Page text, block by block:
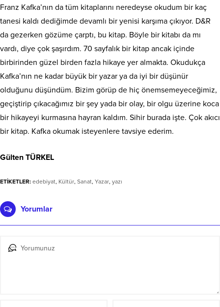
Franz Kafka’nın da tüm kitaplarını neredeyse okudum bir kaç
tanesi kaldı dediğimde devamlı bir yenisi karşıma çıkıyor. D&R
da gezerken gözüme çarptı, bu kitap. Böyle bir kitabı da mı
vardı, diye çok şaşırdım. 70 sayfalık bir kitap ancak içinde
birbirinden güzel birden fazla hikaye yer almakta. Okudukça
Kafka’nın ne kadar büyük bir yazar ya da iyi bir düşünür
olduğunu düşündüm. Bizim görüp de hiç önemsemeyeceğimiz,
geçiştirip çıkacağımız bir şey yada bir olay, bir olgu üzerine koca
bir hikayeyi kurmasına hayran kaldım. Sihir burada işte. Çok akıcı
bir kitap. Kafka okumak isteyenlere tavsiye ederim.
Gülten TÜRKEL
ETİKETLER: edebiyat, Kültür, Sanat, Yazar, yazı
Yorumlar